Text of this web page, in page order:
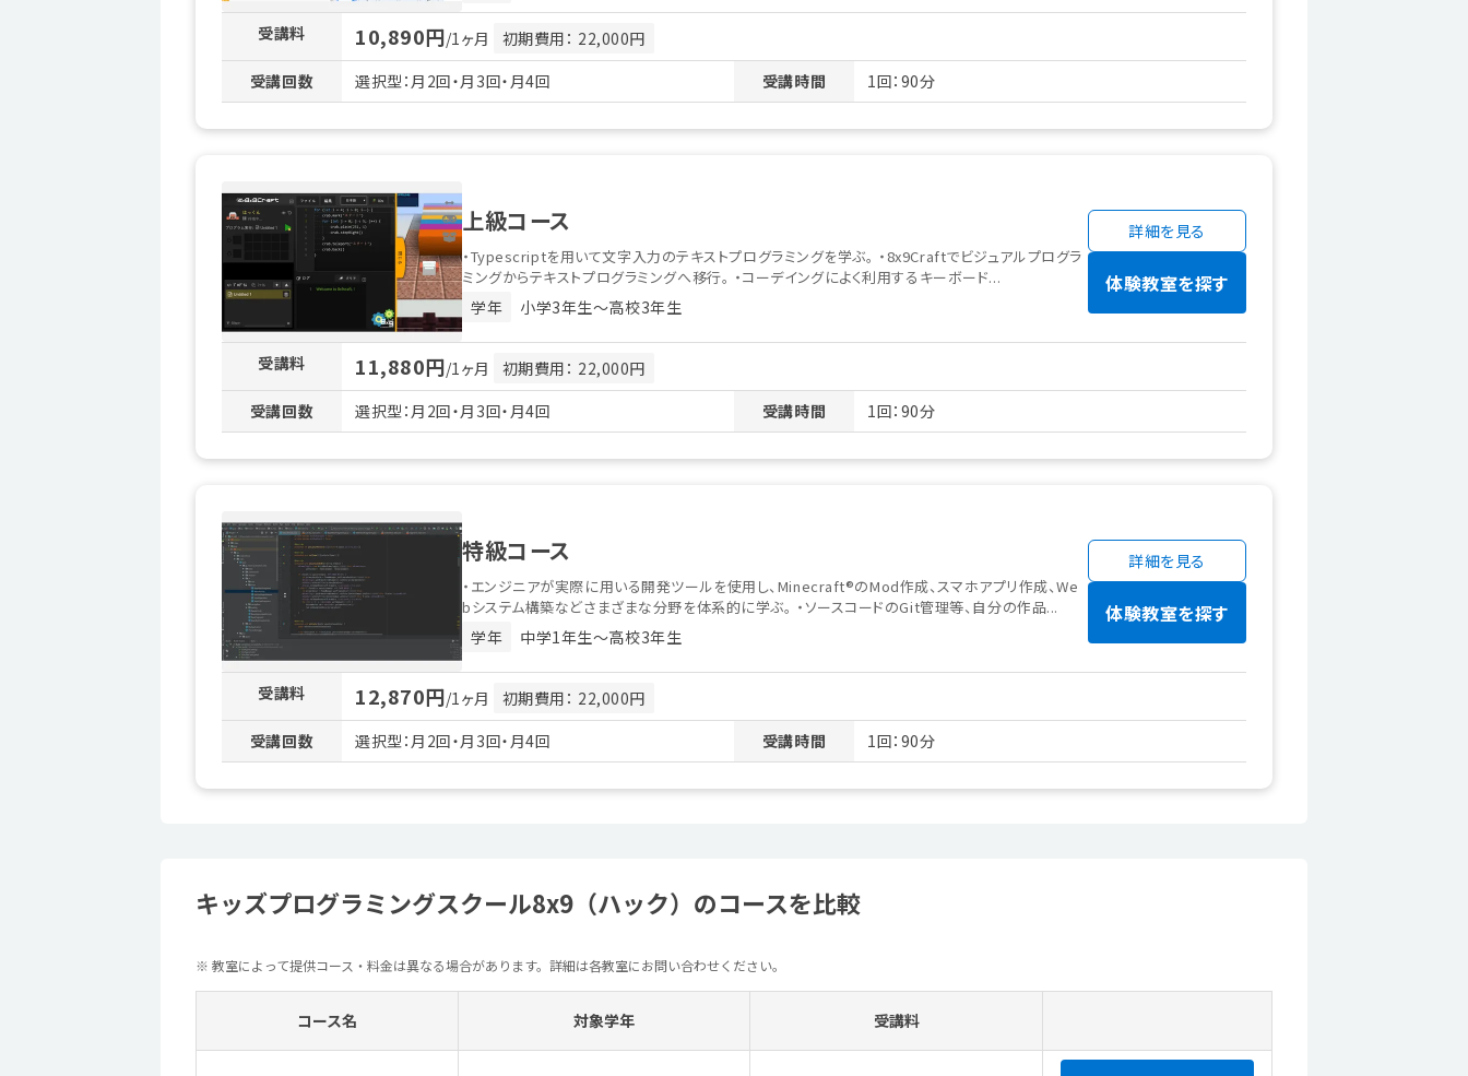
受講料 10,890円/1ヶ月
初期費用： 22,000円
受講回数
選択型：月2回・月3回・月4回 受講時間 1回：90分
上級コース
・Typescriptを用いて文字入力のテキストプログラミングを学ぶ。 ・8x9Craftでビジュアルプログラ
ミングからテキストプログラミングへ移行。 ・コーデイングによく利用するキーボード...
学年 小学3年生〜高校3年生
詳細を見る
体験教室を探す
受講料 11,880円/1ヶ月
初期費用： 22,000円
受講回数
選択型：月2回・月3回・月4回 受講時間 1回：90分
特級コース
・エンジニアが実際に用いる開発ツールを使用し、Minecraft®のMod作成、スマホアプリ作成、We
bシステム構築などさまざまな分野を体系的に学ぶ。 ・ソースコードのGit管理等、自分の作品...
学年 中学1年生〜高校3年生
詳細を見る
体験教室を探す
受講料 12,870円/1ヶ月
初期費用： 22,000円
受講回数
選択型：月2回・月3回・月4回 受講時間 1回：90分
キッズプログラミングスクール8x9（ハック）のコースを比較
※ 教室によって提供コース・料金は異なる場合があります。詳細は各教室にお問い合わせください。
コース名 対象学年 受講料